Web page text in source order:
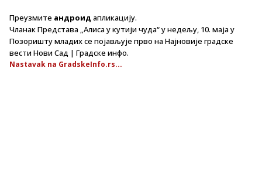
Преузмите андроид апликацију.
Чланак Представа „Алиса у кутији чуда“ у недељу, 10. маја у
Позоришту младих се појављује прво на Најновије градске
вести Нови Сад | Градске инфо.
Nastavak na GradskeInfo.rs...